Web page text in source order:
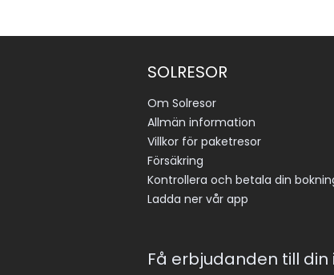
SOLRESOR
Om Solresor
Allmän information
Villkor för paketresor
Försäkring
Kontrollera och betala din
Ladda ner vår app
Få erbjudanden till din